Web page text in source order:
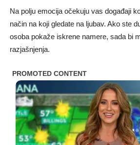
Na polju emocija očekuju vas događaji
način na koji gledate na ljubav. Ako ste
osoba pokaže iskrene namere, sada bi
razjašnjenja.